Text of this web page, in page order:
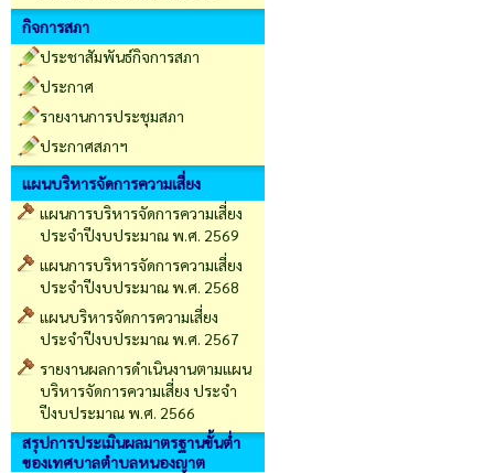
กิจการสภา
ประชาสัมพันธ์กิจการสภา
ประกาศ
รายงานการประชุมสภา
ประกาศสภาฯ
แผนบริหารจัดการความเสี่ยง
แผนการบริหารจัดการความเสี่ยง
ประจำปีงบประมาณ พ.ศ. 2569
แผนการบริหารจัดการความเสี่ยง
ประจำปีงบประมาณ พ.ศ. 2568
แผนบริหารจัดการความเสี่ยง
ประจำปีงบประมาณ พ.ศ. 2567
รายงานผลการดำเนินงานตามแผน
บริหารจัดการความเสี่ยง ประจำ
ปีงบประมาณ พ.ศ. 2566
สรุปการประเมินผลมาตรฐานขั้นต่ำ
ของเทศบาลตำบลหนองญาต